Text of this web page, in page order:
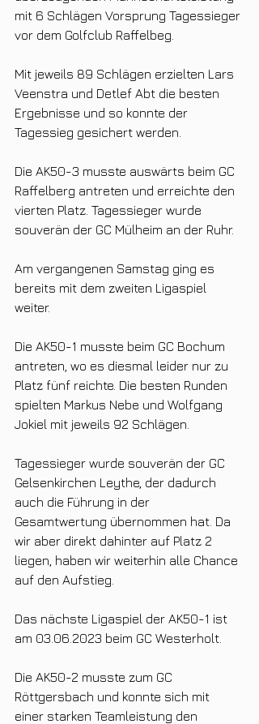
mit 6 Schlägen Vorsprung Tagessieger
vor dem Golfclub Raffelbeg.
Mit jeweils 89 Schlägen erzielten Lars
Veenstra und Detlef Abt die besten
Ergebnisse und so konnte der
Tagessieg gesichert werden.
Die AK50-3 musste auswärts beim GC
Raffelberg antreten und erreichte den
vierten Platz. Tagessieger wurde
souverän der GC Mülheim an der Ruhr.
Am vergangenen Samstag ging es
bereits mit dem zweiten Ligaspiel
weiter.
Die AK50-1 musste beim GC Bochum
antreten, wo es diesmal leider nur zu
Platz fünf reichte. Die besten Runden
spielten Markus Nebe und Wolfgang
Jokiel mit jeweils 92 Schlägen.
Tagessieger wurde souverän der GC
Gelsenkirchen Leythe, der dadurch
auch die Führung in der
Gesamtwertung übernommen hat. Da
wir aber direkt dahinter auf Platz 2
liegen, haben wir weiterhin alle Chance
auf den Aufstieg.
Das nächste Ligaspiel der AK50-1 ist
am 03.06.2023 beim GC Westerholt.
Die AK50-2 musste zum GC
Röttgersbach und konnte sich mit
einer starken Teamleistung den